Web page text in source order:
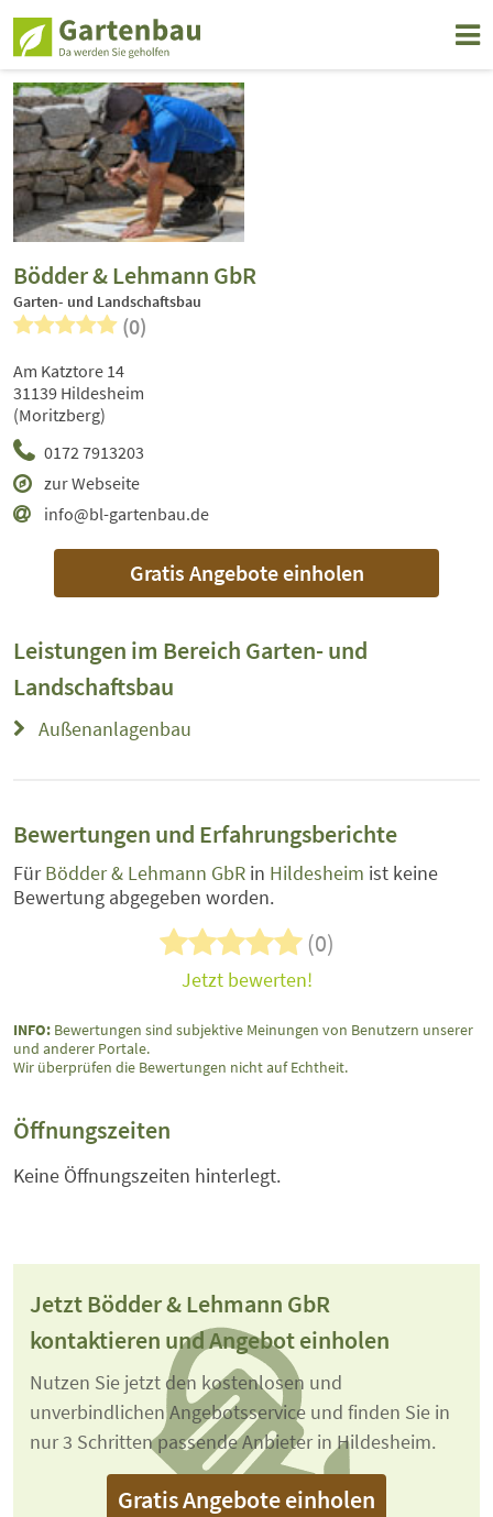
Bödder & Lehmann GbR
Garten- und Landschaftsbau
(0)
0172 7913203
zur Webseite
info@bl-gartenbau.de
Am Katztore 14
31139 Hildesheim
(Moritzberg)
Gratis Angebote einholen
Leistungen im Bereich Garten- und
Landschaftsbau
Außenanlagenbau
Bewertungen und Erfahrungsberichte
FürBödder & Lehmann GbR in Hildesheim ist keine
Bewertung abgegeben worden.
(0)
Jetzt bewerten!
INFO: Bewertungen sind subjektive Meinungen von Benutzern unserer
und anderer Portale.
Wir überprüfen die Bewertungen nicht auf Echtheit.
Öffnungszeiten
Keine Öffnungszeiten hinterlegt.
Jetzt Bödder & Lehmann GbR
kontaktieren und Angebot einholen
Nutzen Sie jetzt den kostenlosen und
unverbindlichen Angebotsservice und finden Sie in
nur 3 Schritten passende Anbieter in Hildesheim.
Gratis Angebote einholen